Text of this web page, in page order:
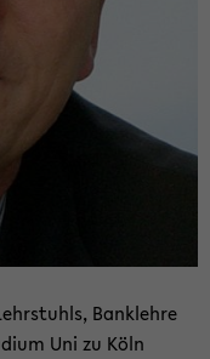
Bank­leh­re
Uni zu Köln